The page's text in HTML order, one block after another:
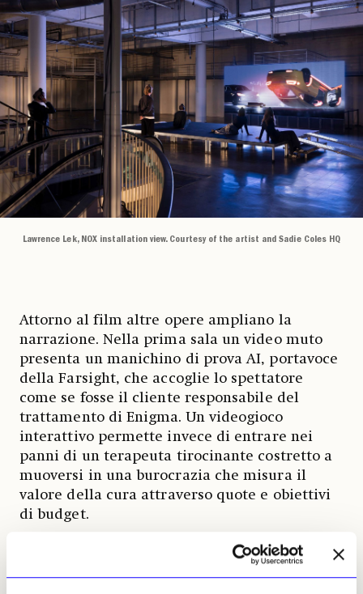
Lawrence Lek, NOX installation view. Courtesy of the artist and Sadie Coles HQ
Attorno al film altre opere ampliano la
narrazione. Nella prima sala un video muto
presenta un manichino di prova AI, portavoce
della Farsight, che accoglie lo spettatore
come se fosse il cliente responsabile del
trattamento di Enigma. Un videogioco
interattivo permette invece di entrare nei
panni di un terapeuta tirocinante costretto a
muoversi in una burocrazia che misura il
valore della cura attraverso quote e obiettivi
di budget.
Il centro fisico e simbolico della mostra è il